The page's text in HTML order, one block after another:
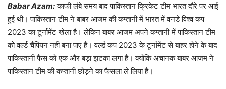
Babar Azam: काफी लंबे समय बाद पाकिस्तान क्रिकेट टीम भारत दौरे पर आई
हुई थी। पाकिस्तान टीम ने बाबर आजम की कप्तानी में भारत में वनडे विश्व कप
2023 का टूर्नामेंट खेला है। लेकिन बाबर आजम अपने कप्तानी में पाकिस्तान टीम
को वर्ल्ड चैंपियन नहीं बना पाए हैं। वर्ल्ड कप 2023 के टूर्नामेंट से बाहर होने के बाद
पाकिस्तानी फैंस को एक और बड़ा झटका लगा है। क्योंकि अचानक बाबर आजम ने
पाकिस्तान टीम की कप्तानी छोड़ने का फैसला ले लिया है।